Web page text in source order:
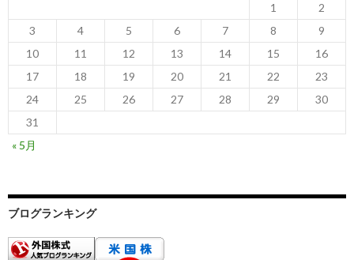
1
2
3
4 5 6 7 8
9
10
11 12 13 14 15
16
17
18 19 20 21 22
23
24
25 26 27 28 29
30
31
« 5月
ブログランキング